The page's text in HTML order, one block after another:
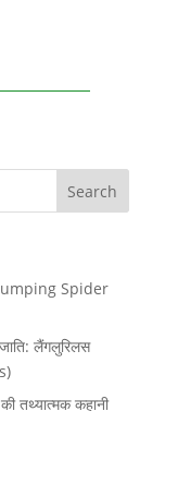
Spider
लैंगलुरिलस
तथ्यात्मक कहानी